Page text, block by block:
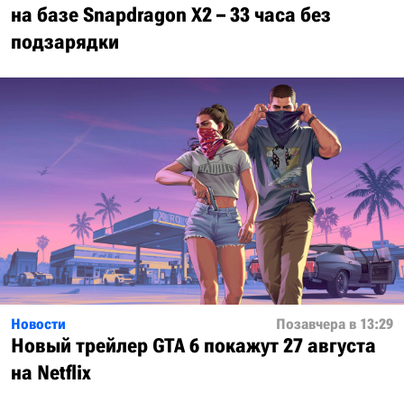
на базе Snapdragon X2 – 33 часа без
подзарядки
Новости Позавчера в 13:29
Новый трейлер GTA 6 покажут 27 августа
на Netflix